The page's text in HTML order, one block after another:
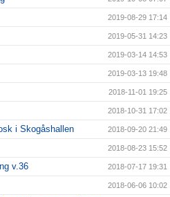
2019-08-29 17:14
2019-05-31 14:23
2019-03-14 14:53
2019-03-13 19:48
2018-11-01 19:25
2018-10-31 17:02
i Skogåshallen 2018-09-20 21:49
2018-08-23 15:52
v.36 2018-07-17 19:31
2018-06-06 10:02